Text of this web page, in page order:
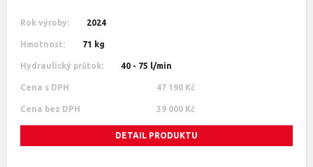
Rok výroby: 2024
Hmotnost: 71 kg
Hydraulický průtok: 40 - 75 l/min
Cena s DPH 47 190 Kč
Cena bez DPH 39 000 Kč
DETAIL PRODUKTU